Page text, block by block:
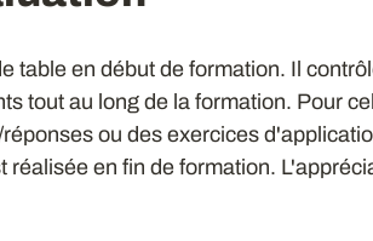
table en début de formation. Il
tout au long de la formation. Pour
ou des exercices
réalisée en fin de formation.